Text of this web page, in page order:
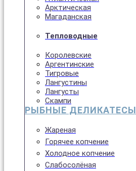
Арктическая
Магаданская
Тепловодные
Королевские
Аргентинские
Тигровые
Лангустины
Лангусты
Скампи
РЫБНЫЕ ДЕЛИКАТЕСЫ
Жареная
Горячее копчение
Холодное копчение
Слабосолёная